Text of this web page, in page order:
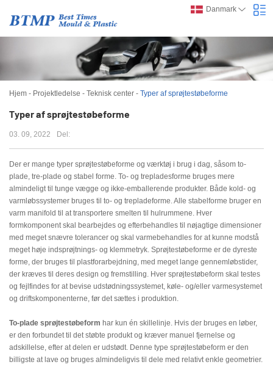
Danmark
Hjem - Projektledelse - Teknisk center - Typer af sprøjtestøbeforme
Typer af sprøjtestøbeforme
03. 09, 2022 Del:
Der er mange typer sprøjtestøbeforme og værktøj i brug i dag, såsom to-
plade, tre-plade og stabel forme. To- og trepladesforme bruges mere
almindeligt til tunge vægge og ikke-emballerende produkter. Både kold- og
varmløbssystemer bruges til to- og trepladeforme. Alle stabelforme bruger en
varm manifold til at transportere smelten til hulrummene. Hver
formkomponent skal bearbejdes og efterbehandles til nøjagtige dimensioner
med meget snævre tolerancer og skal varmebehandles for at kunne modstå
meget høje indsprøjtnings- og klemmetryk. Sprøjtestøbeforme er de dyreste
forme, der bruges til plastforarbejdning, med meget lange gennemløbstider,
der kræves til deres design og fremstilling. Hver sprøjtestøbeform skal testes
og fejlfindes for at bevise udstødningssystemet, køle- og/eller varmesystemet
og driftskomponenterne, før det sættes i produktion.
To-plade sprøjtestøbeform har kun én skillelinje. Hvis der bruges en løber,
er den forbundet til det støbte produkt og kræver manuel fjernelse og
adskillelse, efter at delen er udstødt. Denne type sprøjtestøbeform er den
billigste at lave og bruges almindeligvis til dele med relativt enkle geometrier.